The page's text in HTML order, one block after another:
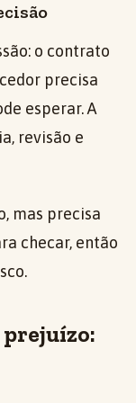
o contrato
precisa
esperar. A
revisão e
mas precisa
checar, então
prejuízo: